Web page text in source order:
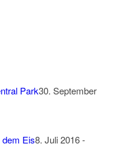
Park30. September
Eis8. Juli 2016 -